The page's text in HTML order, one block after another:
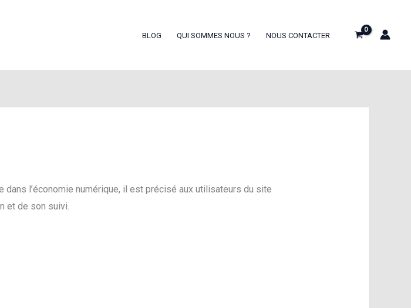
BLOG QUI SOMMES NOUS ? NOUS CONTACTER
l’économie numérique, il est précisé aux utilisateurs du site
et de son suivi.